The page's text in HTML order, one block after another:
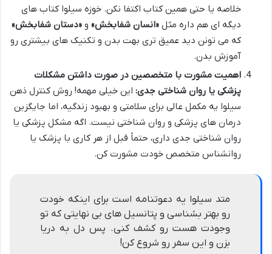
خلاصه یا حتی همین کتاب اکتفا نکن. خوزه سیلوا کتاب های
دیگه ای هم داره مثل «انسان شفابخش» و «دستان شفابخش»
که می تونن دید عمیق تری بهت بدن و تکنیک های بیشتری رو
آموزش بدن.
اهمیت مشورت با متخصصین در صورت داشتن مشکلات
پزشکی یا روان شناختی جدی: این خیلی مهمه! روش کنترل ذهن
سیلوا یه مکمل عالی برای سلامتی و بهبود زندگیه، اما جایگزین
درمان های پزشکی و روان شناختی نیست. اگه مشکل پزشکی یا
روان شناختی جدی داری، حتماً قبل از هر کاری با پزشک یا
روانشناس متخصص خودت مشورت کن.
متد سیلوا یه دعوتنامه است برای اینکه خودت
رو بهتر بشناسی و پتانسیل های بی نهایتی که تو
وجودت هست رو کشف کنی. پس دل به دریا
بزن و این سفر رو شروع کن!